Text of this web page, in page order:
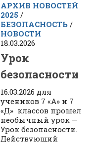
АРХИВ НОВОСТЕЙ
2025 /
БЕЗОПАСНОСТЬ /
НОВОСТИ
18.03.2026
Урок
безопасности
16.03.2026 для
учеников 7 «А» и 7
«Д» классов прошел
необычный урок —
Урок безопасности.
Действующий